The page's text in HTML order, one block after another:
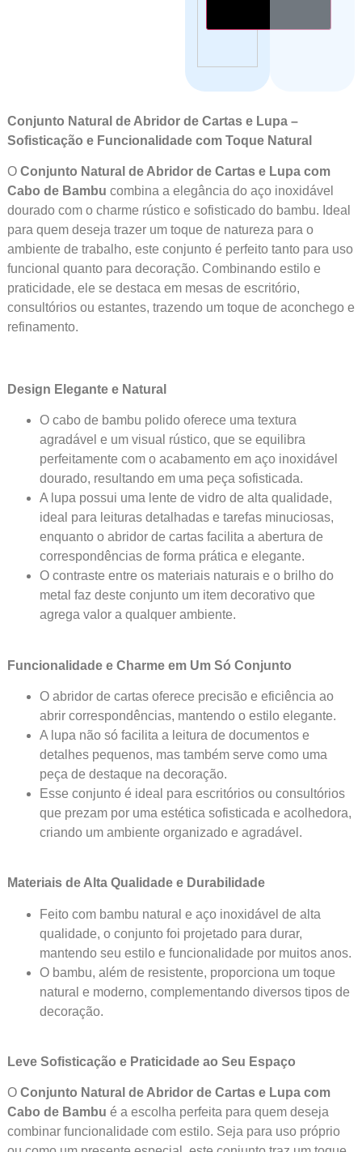
Conjunto Natural de Abridor de Cartas e Lupa –
Sofisticação e Funcionalidade com Toque Natural
O Conjunto Natural de Abridor de Cartas e Lupa com
Cabo de Bambu combina a elegância do aço inoxidável
dourado com o charme rústico e sofisticado do bambu. Ideal
para quem deseja trazer um toque de natureza para o
ambiente de trabalho, este conjunto é perfeito tanto para uso
funcional quanto para decoração. Combinando estilo e
praticidade, ele se destaca em mesas de escritório,
consultórios ou estantes, trazendo um toque de aconchego e
refinamento.
Design Elegante e Natural
O cabo de bambu polido oferece uma textura
agradável e um visual rústico, que se equilibra
perfeitamente com o acabamento em aço inoxidável
dourado, resultando em uma peça sofisticada.
A lupa possui uma lente de vidro de alta qualidade,
ideal para leituras detalhadas e tarefas minuciosas,
enquanto o abridor de cartas facilita a abertura de
correspondências de forma prática e elegante.
O contraste entre os materiais naturais e o brilho do
metal faz deste conjunto um item decorativo que
agrega valor a qualquer ambiente.
Funcionalidade e Charme em Um Só Conjunto
O abridor de cartas oferece precisão e eficiência ao
abrir correspondências, mantendo o estilo elegante.
A lupa não só facilita a leitura de documentos e
detalhes pequenos, mas também serve como uma
peça de destaque na decoração.
Esse conjunto é ideal para escritórios ou consultórios
que prezam por uma estética sofisticada e acolhedora,
criando um ambiente organizado e agradável.
Materiais de Alta Qualidade e Durabilidade
Feito com bambu natural e aço inoxidável de alta
qualidade, o conjunto foi projetado para durar,
mantendo seu estilo e funcionalidade por muitos anos.
O bambu, além de resistente, proporciona um toque
natural e moderno, complementando diversos tipos de
decoração.
Leve Sofisticação e Praticidade ao Seu Espaço
O Conjunto Natural de Abridor de Cartas e Lupa com
Cabo de Bambu é a escolha perfeita para quem deseja
combinar funcionalidade com estilo. Seja para uso próprio